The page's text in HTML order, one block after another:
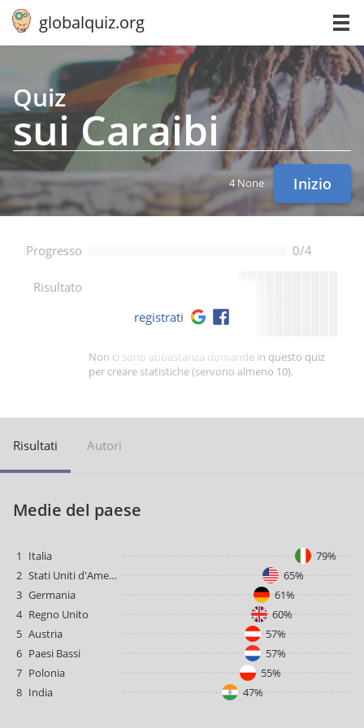
globalquiz.org
Quiz
sui Caraibi
4 None Inizio
Progresso 0/4
Risultato --
Non ci sono abbastanza domande in questo quiz
per creare statistiche (servono almeno 10).
registrati
Risultati Autori
Medie del paese
1 Italia
79%
2
Stati Uniti d'America
65%
3 Germania
61%
4 Regno Unito
60%
5 Austria
57%
6 Paesi Bassi
57%
7 Polonia
55%
8 India 47%